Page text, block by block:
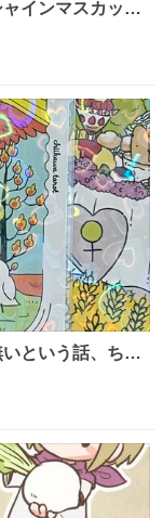
インマスカット
という話、ちい
りは性別を意識
り徹底している